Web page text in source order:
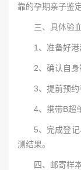
靠的孕期亲子鉴
三、具体验
1、准备好港
2、确认自身
3、提前预约
4、携带B超单
5、完成登记
测结果。
四、邮寄样本